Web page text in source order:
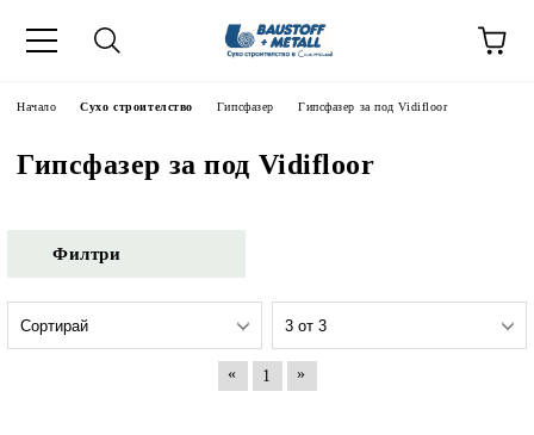
Начало Сухо строителство Гипсфазер Гипсфазер за под Vidifloor
Гипсфазер за под Vidifloor
Филтри
« 1 »